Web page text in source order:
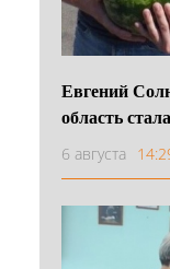
Евгений
область
6 августа